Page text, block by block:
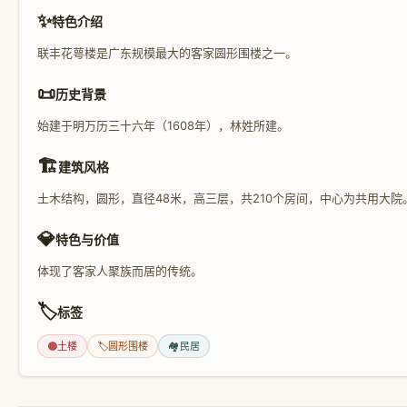
✨特色介绍
联丰花萼楼是广东规模最大的客家圆形围楼之一。
📜历史背景
始建于明万历三十六年（1608年），林姓所建。
🏗️建筑风格
土木结构，圆形，直径48米，高三层，共210个房间，中心为共用大院
💎特色与价值
体现了客家人聚族而居的传统。
🏷️标签
🟤土楼 🏷️圆形围楼 🏘️ 民居